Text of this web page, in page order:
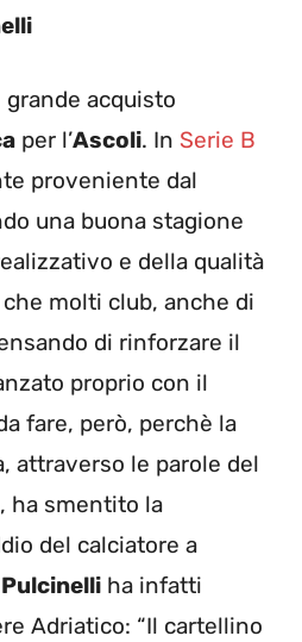
acquisto
per l’Ascoli. In Serie B
proveniente dal
una buona stagione
e della qualità
molti club, anche di
di rinforzare il
proprio con il
fare, però, perchè la
attraverso le parole del
ha smentito la
del calciatore a
Pulcinelli ha infatti
Adriatico: “Il cartellino